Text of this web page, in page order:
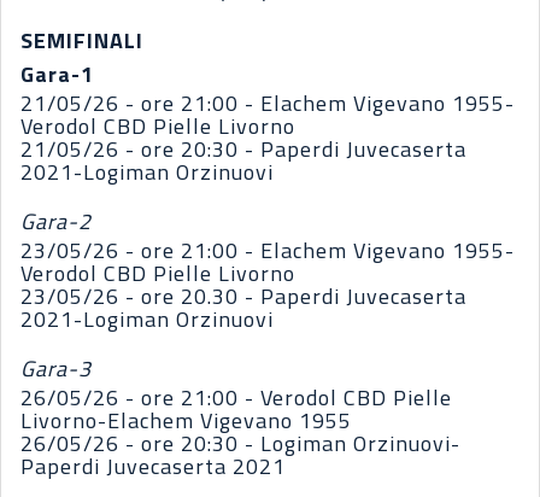
SEMIFINALI
Gara-1
21/05/26 - ore 21:00 - Elachem Vigevano 1955-
Verodol CBD Pielle Livorno
21/05/26 - ore 20:30 - Paperdi Juvecaserta
2021-Logiman Orzinuovi
Gara-2
23/05/26 - ore 21:00 - Elachem Vigevano 1955-
Verodol CBD Pielle Livorno
23/05/26 - ore 20.30 - Paperdi Juvecaserta
2021-Logiman Orzinuovi
Gara-3
26/05/26 - ore 21:00 - Verodol CBD Pielle
Livorno-Elachem Vigevano 1955
26/05/26 - ore 20:30 - Logiman Orzinuovi-
Paperdi Juvecaserta 2021